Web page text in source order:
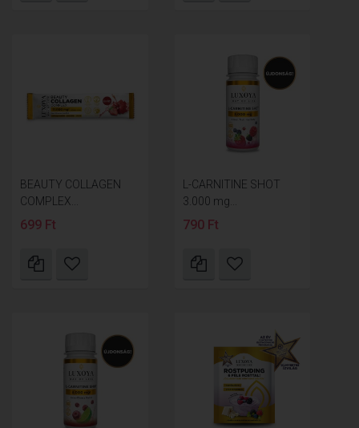
BEAUTY COLLAGEN
COMPLEX...
699 Ft
L-CARNITINE SHOT
3.000 mg...
790 Ft